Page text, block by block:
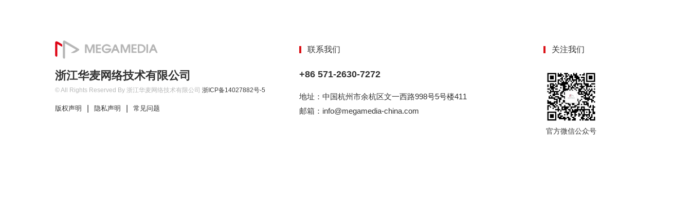
浙江华麦网络技术有限公司
© All Rights Reserved By 浙江华麦网络技术有限公司 浙ICP备14027882号-5
版权声明 隐私声明 常见问题
联系我们
+86 571-2630-7272
地址：中国杭州市余杭区文一西路998号5号楼411
邮箱：info@megamedia-china.com
关注我们
官方微信公众号